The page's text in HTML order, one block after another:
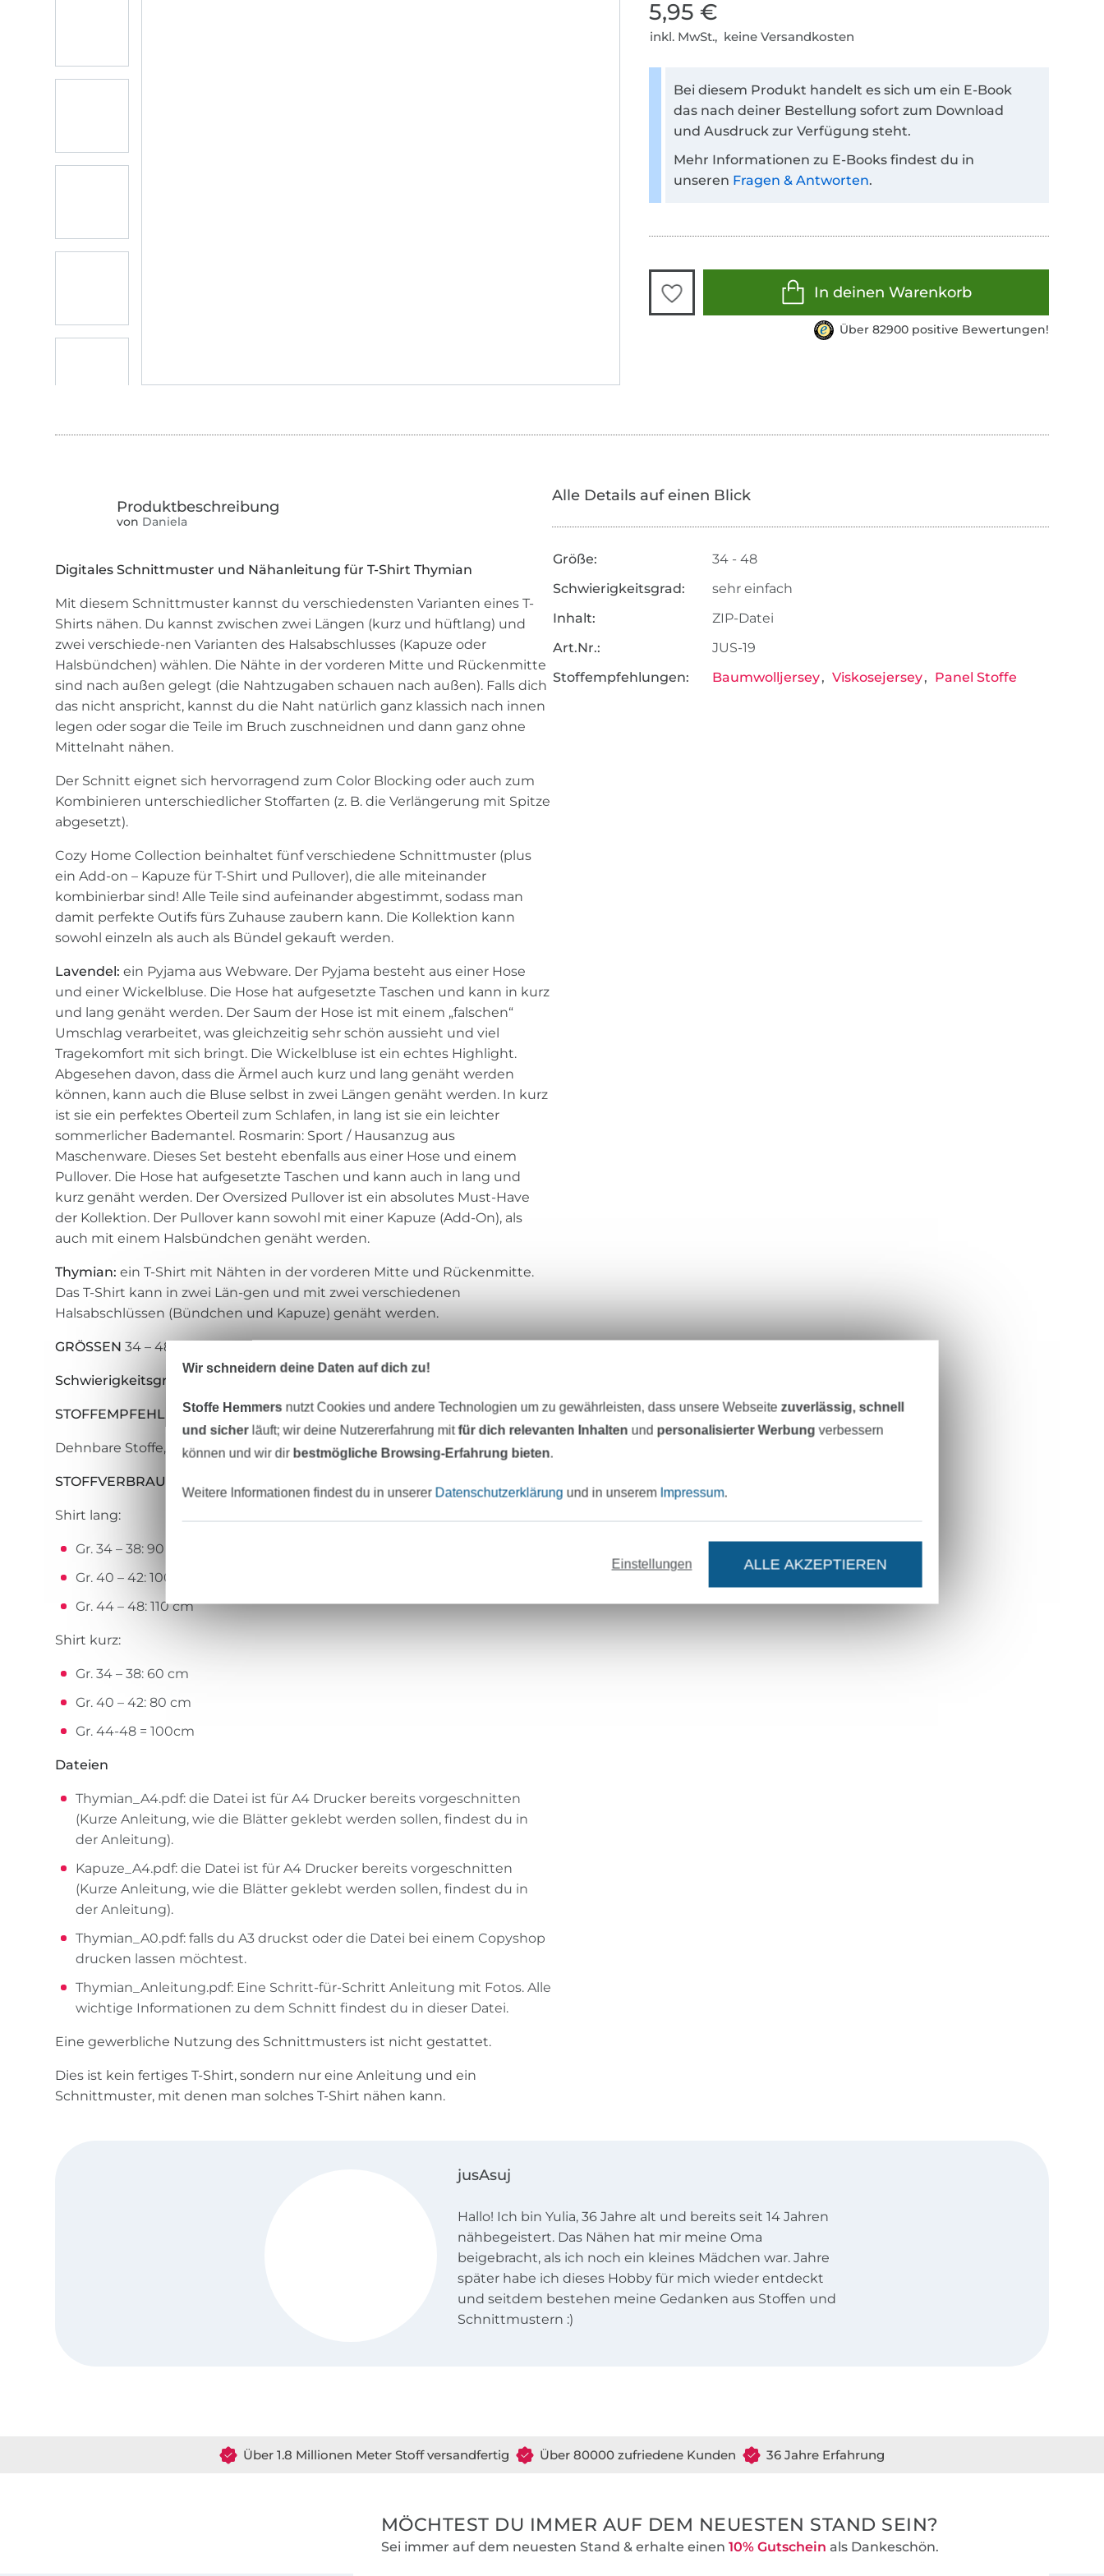
5,95 €
inkl. MwSt., keine Versandkosten
Bei diesem Produkt handelt es sich um ein E-Book
das nach deiner Bestellung sofort zum Download
und Ausdruck zur Verfügung steht.
Mehr Informationen zu E-Books findest du in
unseren Fragen & Antworten.
In deinen Warenkorb
Über 82900 positive Bewertungen!
von Daniela
Digitales Schnittmuster und Nähanleitung für T-Shirt Thymian
Mit diesem Schnittmuster kannst du verschiedensten Varianten eines T-
Shirts nähen. Du kannst zwischen zwei Längen (kurz und hüftlang) und
zwei verschiede-nen Varianten des Halsabschlusses (Kapuze oder
Halsbündchen) wählen. Die Nähte in der vorderen Mitte und Rückenmitte
sind nach außen gelegt (die Nahtzugaben schauen nach außen). Falls dich
das nicht anspricht, kannst du die Naht natürlich ganz klassich nach innen
legen oder sogar die Teile im Bruch zuschneidnen und dann ganz ohne
Mittelnaht nähen.
Der Schnitt eignet sich hervorragend zum Color Blocking oder auch zum
Kombinieren unterschiedlicher Stoffarten (z. B. die Verlängerung mit Spitze
abgesetzt).
Cozy Home Collection beinhaltet fünf verschiedene Schnittmuster (plus
ein Add-on – Kapuze für T-Shirt und Pullover), die alle miteinander
kombinierbar sind! Alle Teile sind aufeinander abgestimmt, sodass man
damit perfekte Outifs fürs Zuhause zaubern kann. Die Kollektion kann
sowohl einzeln als auch als Bündel gekauft werden.
Lavendel: ein Pyjama aus Webware. Der Pyjama besteht aus einer Hose
und einer Wickelbluse. Die Hose hat aufgesetzte Taschen und kann in kurz
und lang genäht werden. Der Saum der Hose ist mit einem „falschen“
Umschlag verarbeitet, was gleichzeitig sehr schön aussieht und viel
Tragekomfort mit sich bringt. Die Wickelbluse ist ein echtes Highlight.
Abgesehen davon, dass die Ärmel auch kurz und lang genäht werden
können, kann auch die Bluse selbst in zwei Längen genäht werden. In kurz
ist sie ein perfektes Oberteil zum Schlafen, in lang ist sie ein leichter
sommerlicher Bademantel. Rosmarin: Sport / Hausanzug aus
Maschenware. Dieses Set besteht ebenfalls aus einer Hose und einem
Pullover. Die Hose hat aufgesetzte Taschen und kann auch in lang und
kurz genäht werden. Der Oversized Pullover ist ein absolutes Must-Have
der Kollektion. Der Pullover kann sowohl mit einer Kapuze (Add-On), als
auch mit einem Halsbündchen genäht werden.
Thymian:ein T-Shirt mit Nähten in der vorderen Mitte und Rückenmitte.
Das T-Shirt kann in zwei Län-gen und mit zwei verschiedenen
Halsabschlüssen (Bündchen und Kapuze) genäht werden.
GRÖSSEN 34 – 48
Schwierigkeitsgrad
STOFFEMPFEHLUNG
Dehnbare Stoffe, z. B. Baumwolljersey, Viskosejersey, Mischungen
STOFFVERBRAUCH
Shirt lang:
Gr. 34 – 38: 90 cm
Gr. 40 – 42: 100 cm
Gr. 44 – 48: 110 cm
Shirt kurz:
Gr. 34 – 38: 60 cm
Gr. 40 – 42: 80 cm
Gr. 44-48 = 100cm
Dateien
Thymian_A4.pdf: die Datei ist für A4 Drucker bereits vorgeschnitten
(Kurze Anleitung, wie die Blätter geklebt werden sollen, findest du in
der Anleitung).
Kapuze_A4.pdf: die Datei ist für A4 Drucker bereits vorgeschnitten
(Kurze Anleitung, wie die Blätter geklebt werden sollen, findest du in
der Anleitung).
Thymian_A0.pdf: falls du A3 druckst oder die Datei bei einem Copyshop
drucken lassen möchtest.
Thymian_Anleitung.pdf: Eine Schritt-für-Schritt Anleitung mit Fotos. Alle
wichtige Informationen zu dem Schnitt findest du in dieser Datei.
Eine gewerbliche Nutzung des Schnittmusters ist nicht gestattet.
Dies ist kein fertiges T-Shirt, sondern nur eine Anleitung und ein
Schnittmuster, mit denen man solches T-Shirt nähen kann.
Alle Details auf einen Blick
Größe:
34 - 48
Schwierigkeitsgrad:
sehr einfach
Inhalt:
ZIP-Datei
Art.Nr.:
JUS-19
Stoffempfehlungen:
Baumwolljersey Viskosejersey Panel Stoffe
jusAsuj
Hallo! Ich bin Yulia, 36 Jahre alt und bereits seit 14 Jahren
nähbegeistert. Das Nähen hat mir meine Oma
beigebracht, als ich noch ein kleines Mädchen war. Jahre
später habe ich dieses Hobby für mich wieder entdeckt
und seitdem bestehen meine Gedanken aus Stoffen und
Schnittmustern :)
Über 1.8 Millionen Meter Stoff versandfertig Über 80000 zufriedene Kunden 36 Jahre Erfahrung
MÖCHTEST DU IMMER AUF DEM NEUESTEN STAND SEIN?
Sei immer auf dem neuesten Stand & erhalte einen 10% Gutschein als Dankeschön.
Wir schneidern deine Daten auf dich zu!
Stoffe Hemmers nutzt Cookies und andere Technologien um zu gewährleisten, dass unsere Webseitezuverlässig, schnell
und sicherläuft; wir deine Nutzererfahrung mitfür dich relevanten Inhalten und personalisierter Werbung verbessern
können und wir dir bestmögliche Browsing-Erfahrung bieten.
Weitere Informationen findest du in unserer Datenschutzerklärung und in unserem Impressum.
Einstellungen ALLE AKZEPTIEREN